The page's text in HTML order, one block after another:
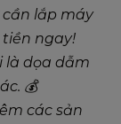
lắp máy
tiền ngay!
là dọa dẫm
💰
các sản